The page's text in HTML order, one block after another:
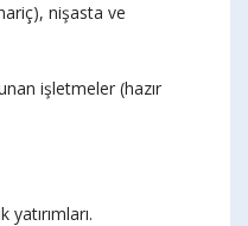
nişasta ve
işletmeler (hazır
yatırımları.